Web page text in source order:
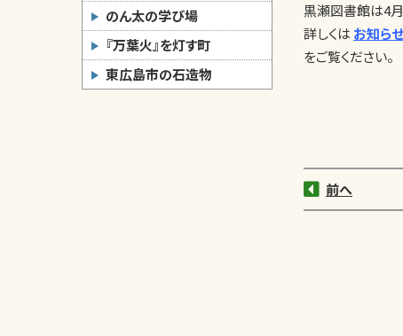
のん太の学び場
『万葉火』を灯す町
東広島市の石造物
黒瀬図書館は4月
詳しくは お知ら
をご覧ください。
前へ